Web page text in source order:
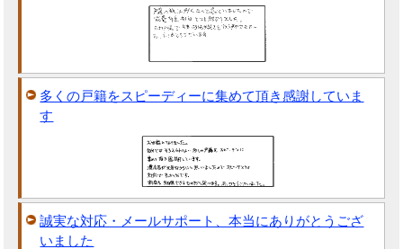
多くの戸籍をスピーディーに集めて頂き感謝していま
す
誠実な対応・メールサポート、本当にありがとうござ
いました